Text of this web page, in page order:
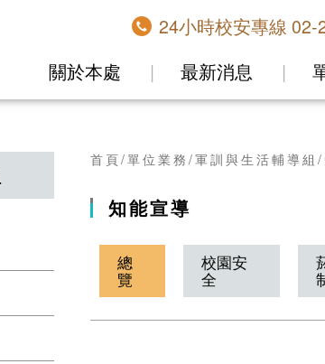
24小時校安專線 02-
關於本處 最新消息
首頁 單位業務 軍訓與生活輔導組
知能宣導
總
覽
校園安
全